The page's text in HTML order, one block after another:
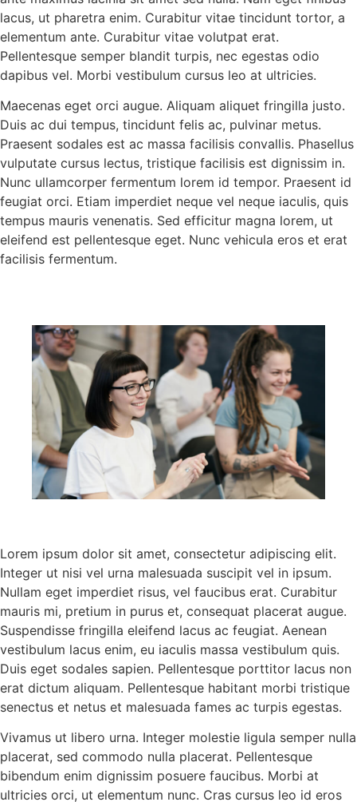
lacus, ut pharetra enim. Curabitur vitae tincidunt tortor, a
elementum ante. Curabitur vitae volutpat erat.
Pellentesque semper blandit turpis, nec egestas odio
dapibus vel. Morbi vestibulum cursus leo at ultricies.
Maecenas eget orci augue. Aliquam aliquet fringilla justo.
Duis ac dui tempus, tincidunt felis ac, pulvinar metus.
Praesent sodales est ac massa facilisis convallis. Phasellus
vulputate cursus lectus, tristique facilisis est dignissim in.
Nunc ullamcorper fermentum lorem id tempor. Praesent id
feugiat orci. Etiam imperdiet neque vel neque iaculis, quis
tempus mauris venenatis. Sed efficitur magna lorem, ut
eleifend est pellentesque eget. Nunc vehicula eros et erat
facilisis fermentum.
Lorem ipsum dolor sit amet, consectetur adipiscing elit.
Integer ut nisi vel urna malesuada suscipit vel in ipsum.
Nullam eget imperdiet risus, vel faucibus erat. Curabitur
mauris mi, pretium in purus et, consequat placerat augue.
Suspendisse fringilla eleifend lacus ac feugiat. Aenean
vestibulum lacus enim, eu iaculis massa vestibulum quis.
Duis eget sodales sapien. Pellentesque porttitor lacus non
erat dictum aliquam. Pellentesque habitant morbi tristique
senectus et netus et malesuada fames ac turpis egestas.
Vivamus ut libero urna. Integer molestie ligula semper nulla
placerat, sed commodo nulla placerat. Pellentesque
bibendum enim dignissim posuere faucibus. Morbi at
ultricies orci, ut elementum nunc. Cras cursus leo id eros